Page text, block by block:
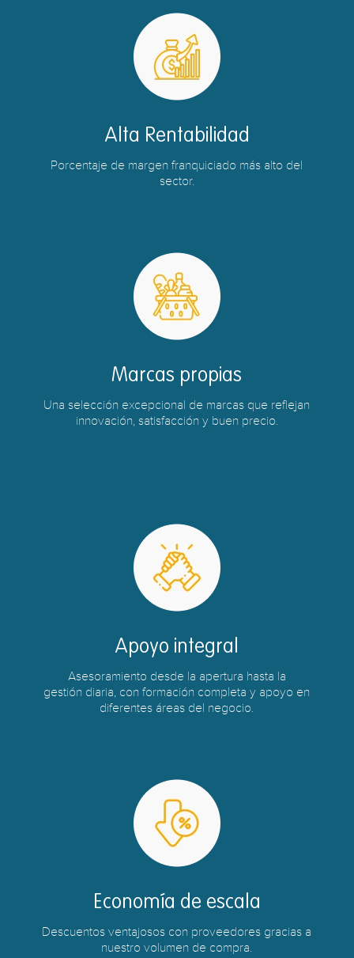
Alta Rentabilidad
Porcentaje de margen franquiciado más alto del
sector.
Marcas propias
Una selección excepcional de marcas que reflejan
innovación, satisfacción y buen precio.
Apoyo integral
Asesoramiento desde la apertura hasta la
gestión diaria, con formación completa y apoyo en
diferentes áreas del negocio.
Economía de escala
Descuentos ventajosos con proveedores gracias a
nuestro volumen de compra.